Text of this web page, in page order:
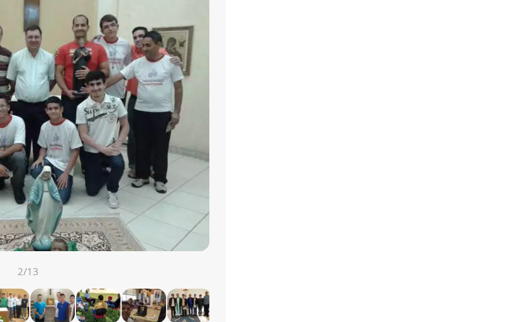
2/13